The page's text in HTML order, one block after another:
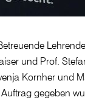
und Prof.
Kornher und
gegeben